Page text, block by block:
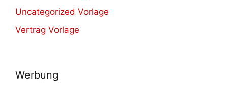
Uncategorized Vorlage
Vertrag Vorlage
Werbung